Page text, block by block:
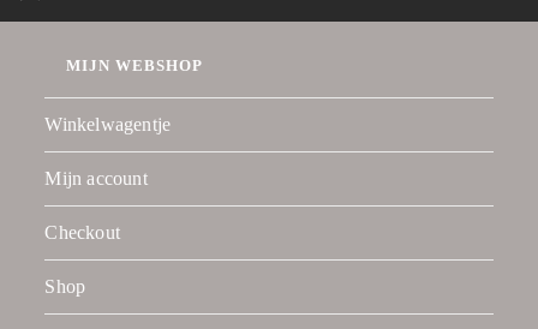
MIJN WEBSHOP
Winkelwagentje
Mijn account
Checkout
Shop